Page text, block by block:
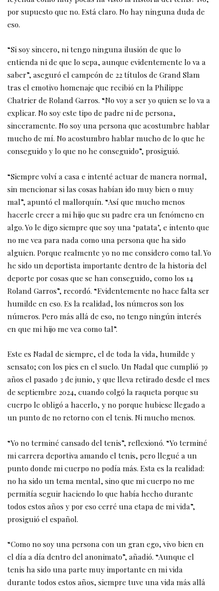
por supuesto que no. Está claro. No hay ninguna duda de
eso.
“Si soy sincero, ni tengo ninguna ilusión de que lo
entienda ni de que lo sepa, aunque evidentemente lo va a
saber”, aseguró el campeón de 22 títulos de Grand Slam
tras el emotivo homenaje que recibió en la Philippe
Chatrier de Roland Garros. “No voy a ser yo quien se lo va a
explicar. No soy este tipo de padre ni de persona,
sinceramente. No soy una persona que acostumbre hablar
mucho de mí. No acostumbro hablar mucho de lo que he
conseguido y lo que no he conseguido”, prosiguió.
“Siempre volví a casa e intenté actuar de manera normal,
sin mencionar si las cosas habían ido muy bien o muy
mal”, apuntó el mallorquín. “Así que mucho menos
hacerle creer a mi hijo que su padre era un fenómeno en
algo. Yo le digo siempre que soy una ‘patata’, e intento que
no me vea para nada como una persona que ha sido
alguien. Porque realmente yo no me considero como tal. Yo
he sido un deportista importante dentro de la historia del
deporte por cosas que se han conseguido, como los 14
Roland Garros”, recordó. “Evidentemente no hace falta ser
humilde en eso. Es la realidad, los números son los
números. Pero más allá de eso, no tengo ningún interés
en que mi hijo me vea como tal”.
Este es Nadal de siempre, el de toda la vida, humilde y
sensato; con los pies en el suelo. Un Nadal que cumplió 39
años el pasado 3 de junio, y que lleva retirado desde el mes
de septiembre 2024, cuando colgó la raqueta porque su
cuerpo le obligó a hacerlo, y no porque hubiese llegado a
un punto de no retorno con el tenis. Ni mucho menos.
“Yo no terminé cansado del tenis”, reflexionó. “Yo terminé
mi carrera deportiva amando el tenis, pero llegué a un
punto donde mi cuerpo no podía más. Esta es la realidad:
no ha sido un tema mental, sino que mi cuerpo no me
permitía seguir haciendo lo que había hecho durante
todos estos años y por eso cerré una etapa de mi vida”,
prosiguió el español.
“Como no soy una persona con un gran ego, vivo bien en
el día a día dentro del anonimato”, añadió. “Aunque el
tenis ha sido una parte muy importante en mi vida
durante todos estos años, siempre tuve una vida más allá